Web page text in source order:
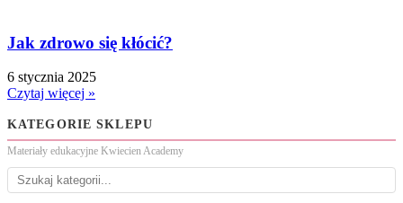
Jak zdrowo się kłócić?
6 stycznia 2025
Czytaj więcej »
KATEGORIE SKLEPU
Materiały edukacyjne Kwiecien Academy